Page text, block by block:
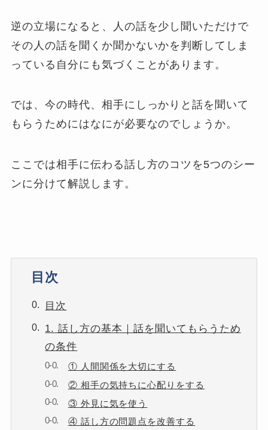
逆の立場になると、人の話を少し聞いただけで
その人の話を聞くか聞かないかを判断してしま
っている自分にも気づくことがあります。
では、今の時代、相手にしっかりと話を聞いて
もらうためにはなにが必要なのでしょうか。
ここでは相手に伝わる話し方のコツを5つのシー
ンに分けて解説します。
目次
目次
1. 話し方の基本｜話を聞いてもらうため
の条件
① 人間関係を大切にする
② 相手の気持ちに心配りをする
③ 外見に気を使う
④ 話し方の問題点を改善する